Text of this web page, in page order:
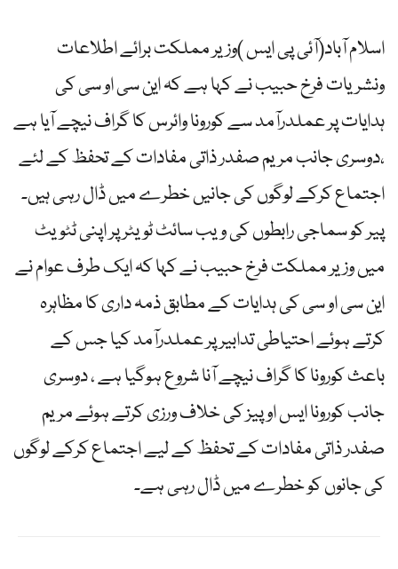
اسلام آباد(آئی پی ایس )وزیر مملکت برائے اطلاعات
ونشریات فرخ حبیب نے کہا ہے کہ این سی او سی کی
ہدایات پر عملدرآمد سے کورونا وائرس کا گراف نیچے آیا ہے
،دوسری جانب مریم صفدر ذاتی مفادات کے تحفظ کے لئے
اجتماع کرکے لوگوں کی جانیں خطرے میں ڈال رہی ہیں۔
پیر کو سماجی رابطوں کی ویب سائٹ ٹویٹر پر اپنی ٹٹویٹ
میں وزیر مملکت فرخ حبیب نے کہا کہ ایک طرف عوام نے
این سی او سی کی ہدایات کے مطابق ذمہ داری کا مظاہرہ
کرتے ہوئے احتیاطی تدابیر پر عملدرآمد کیا جس کے
باعث کورونا کا گراف نیچے آنا شروع ہوگیا ہے ، دوسری
جانب کورونا ایس او پیز کی خلاف ورزی کرتے ہوئے مریم
صفدر ذاتی مفادات کے تحفظ کے لیے اجتماع کرکے لوگوں
کی جانوں کو خطرے میں ڈال رہی ہے۔